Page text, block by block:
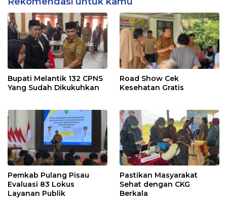
Bupati Melantik 132 CPNS
Yang Sudah Dikukuhkan
Road Show Cek
Kesehatan Gratis
Pemkab Pulang Pisau
Evaluasi 83 Lokus
Layanan Publik
Pastikan Masyarakat
Sehat dengan CKG
Berkala